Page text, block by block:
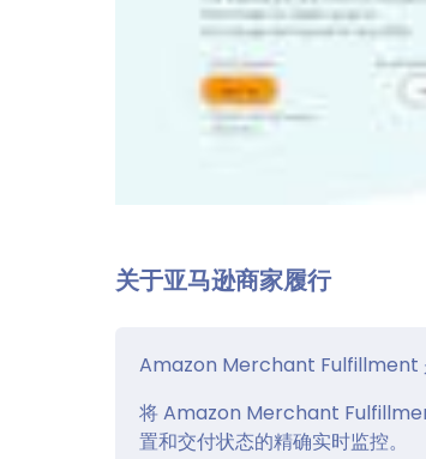
关于亚马逊商家履行
Amazon Merchant Fulfillment
将 Amazon Merchant
置和交付状态的精确实时监控。